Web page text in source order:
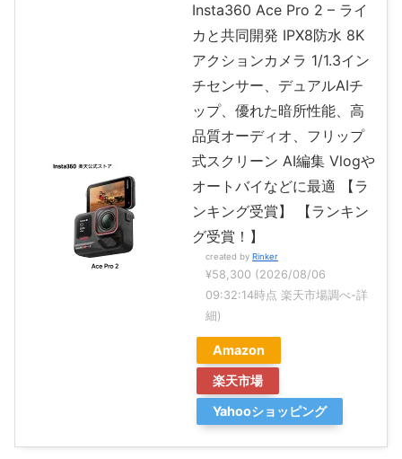
Insta360 Ace Pro 2 – ライ
カと共同開発 IPX8防水 8K
アクションカメラ 1/1.3イン
チセンサー、デュアルAIチ
ップ、優れた暗所性能、高
品質オーディオ、フリップ
式スクリーン AI編集 Vlogや
オートバイなどに最適 【ラ
ンキング受賞】 【ランキン
グ受賞！】
created by Rinker
¥58,300 (2026/08/06
09:32:14時点 楽天市場調べ-詳
細)
Amazon
楽天市場
Yahooショッピング